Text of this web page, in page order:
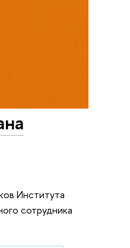
Института
сотрудника